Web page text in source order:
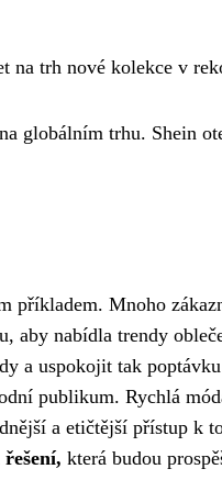
na trh nové kolekce v
globálním trhu. Shein
příkladem. Mnoho
aby nabídla trendy
a uspokojit tak
publikum. Rychlá
a etičtější přístup k
která budou